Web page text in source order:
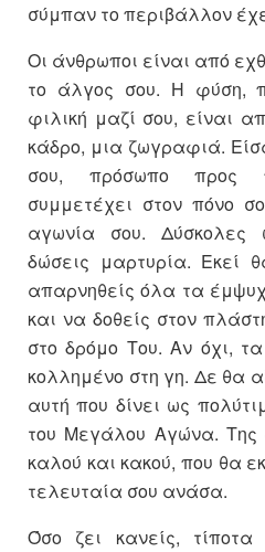
σύμπαν το περιβάλλον
Οι άνθρωποι είναι από
το άλγος σου. Η φύση,
φιλική μαζί σου, είναι
κάδρο, μια ζωγραφιά.
σου, πρόσωπο προς
συμμετέχει στον πόνο
αγωνία σου. Δύσκολες
δώσεις μαρτυρία. Εκεί
απαρνηθείς όλα τα
και να δοθείς στον
στο δρόμο Του. Αν όχι,
κολλημένο στη γη. Δε θα
αυτή που δίνει ως
του Μεγάλου Αγώνα. Της
καλού και κακού, που θα
τελευταία σου ανάσα.
Όσο ζει κανείς,